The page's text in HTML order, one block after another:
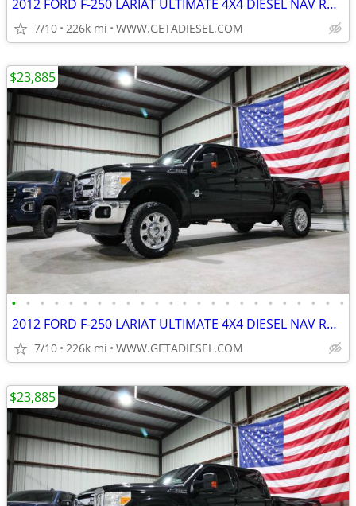
2012 FORD F-250 LARIAT ULTIMATE 4X4 DIESEL NAV ROOF NEW 35'S B&W HITCH
7/10 226k mi WWW.GETADIESEL.COM
• • • • • • • • • • • • • • • • • • • • • • • •
2012 FORD F-250 LARIAT ULTIMATE 4X4 DIESEL NAV ROOF NEW 35'S B&W HITCH
7/10 226k mi WWW.GETADIESEL.COM
$23,885
$23,885